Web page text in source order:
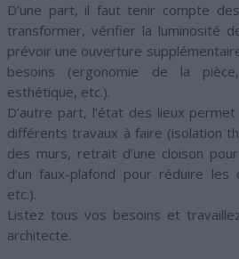
D’une part, il faut tenir compte
transformer, vérifier la luminosité
prévoir une ouverture
besoins (ergonomie de la
esthétique, etc.).
D’autre part, l’état des lieux
différents travaux à faire (isolation
des murs, retrait d’une cloison
d’un faux-plafond pour réduire les
etc.).
Listez tous vos besoins et
architecte.